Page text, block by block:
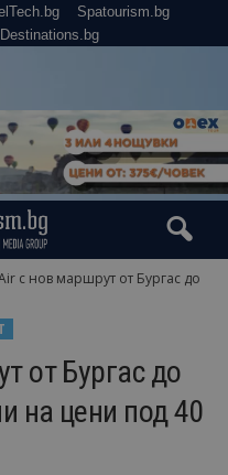
Spatourism.bg
Destinations.bg
с нов маршрут от Бургас до
от Бургас до
на цени под 40